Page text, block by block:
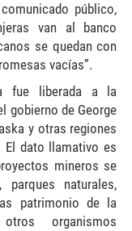
público,
van al banco
se quedan con
vacías”.
fue liberada a la
gobierno de George
y otras regiones
El dato llamativo es
mineros se
naturales,
patrimonio de la
organismos